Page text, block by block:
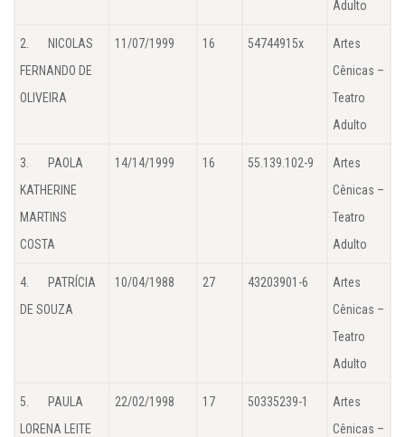
Adulto
2. NICOLAS
FERNANDO DE
OLIVEIRA
11/07/1999 16 54744915x
Artes
Cênicas –
Teatro
Adulto
3. PAOLA
KATHERINE
MARTINS
COSTA
14/14/1999 16 55.139.102-9
Artes
Cênicas –
Teatro
Adulto
4. PATRÍCIA
DE SOUZA
10/04/1988 27 43203901-6
Artes
Cênicas –
Teatro
Adulto
5. PAULA
LORENA LEITE
22/02/1998 17 50335239-1
Artes
Cênicas –